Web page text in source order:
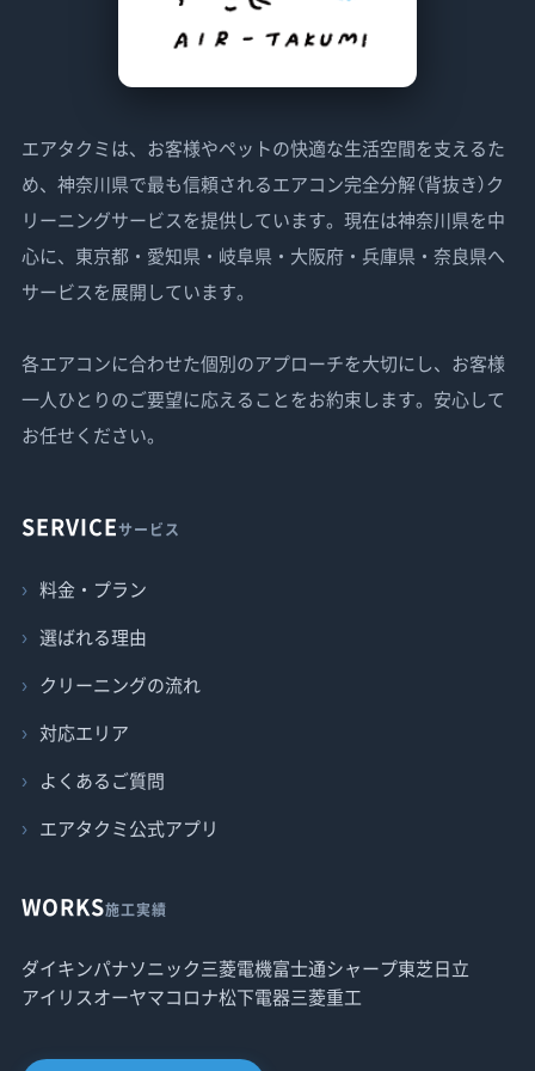
エアタクミは、お客様やペットの快適な生活空間を支えるた
め、神奈川県で最も信頼されるエアコン完全分解（背抜き）ク
リーニングサービスを提供しています。現在は神奈川県を中
心に、東京都・愛知県・岐阜県・大阪府・兵庫県・奈良県へ
サービスを展開しています。
各エアコンに合わせた個別のアプローチを大切にし、お客様
一人ひとりのご要望に応えることをお約束します。安心して
お任せください。
SERVICEサービス
料金・プラン
選ばれる理由
クリーニングの流れ
対応エリア
よくあるご質問
エアタクミ公式アプリ
WORKS施工実績
ダイキンパナソニック三菱電機富士通シャープ東芝日立
アイリスオーヤマコロナ松下電器三菱重工